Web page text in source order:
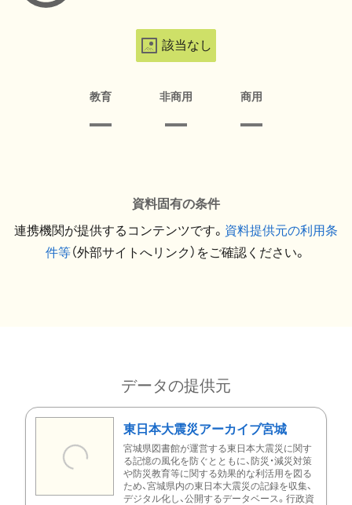
該当なし
教育 非商用 商用
資料固有の条件
連携機関が提供するコンテンツです。 資料提供元の利用条
件等（外部サイトへリンク）をご確認ください。
データの提供元
東日本大震災アーカイブ宮城
宮城県図書館が運営する東日本大震災に関す
る記憶の風化を防ぐとともに、防災・減災対策
や防災教育等に関する効果的な利活用を図る
ため、宮城県内の東日本大震災の記録を収集、
デジタル化し、公開するデータベース。行政資